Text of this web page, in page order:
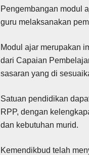
Pengembangan modul
guru melaksanakan
Modul ajar merupakan
dari Capaian
sasaran yang di
Satuan pendidikan
RPP, dengan
dan kebutuhan murid.
Kemendikbud telah